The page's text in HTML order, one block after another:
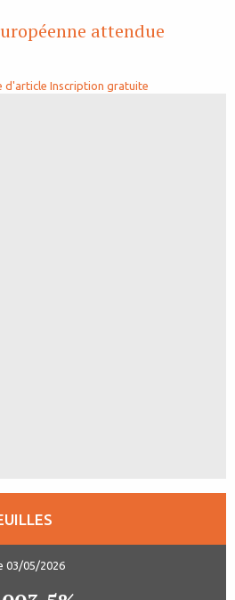
attendue
d'article Inscription gratuite
03/05/2026